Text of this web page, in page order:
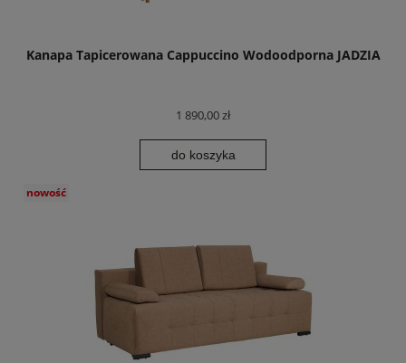
Kanapa Tapicerowana Cappuccino Wodoodporna JADZIA
1 890,00 zł
do koszyka
nowość